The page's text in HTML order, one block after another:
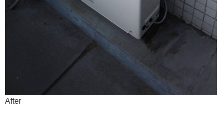
After